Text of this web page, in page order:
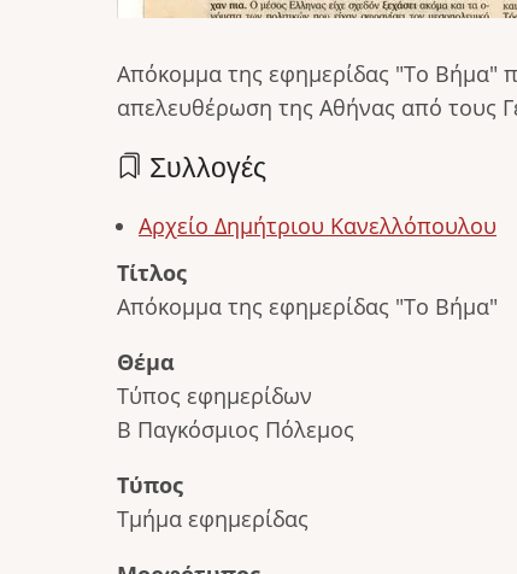
Απόκομμα της εφημερίδας "Το Βήμα"
απελευθέρωση της Αθήνας από τους
Συλλογές
Αρχείο Δημήτριου Κανελλόπουλου
Τίτλος
Απόκομμα της εφημερίδας "Το Βήμα"
Θέμα
Τύπος εφημερίδων
Β Παγκόσμιος Πόλεμος
Τύπος
Τμήμα εφημερίδας